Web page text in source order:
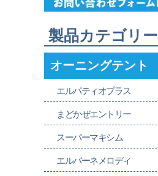
製品カテゴリー
オーニングテント
エルパティオプラス
まどかぜエントリー
スーパーマキシム
エルバーネメロディ